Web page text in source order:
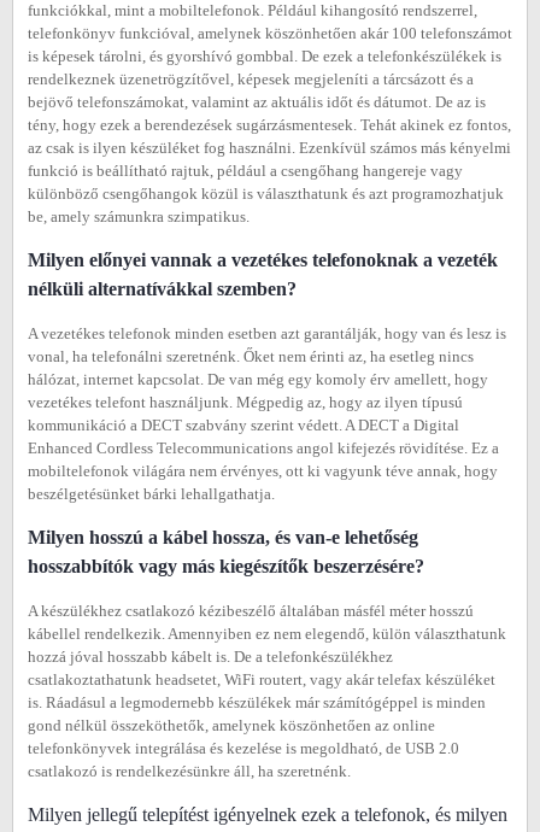
funkciókkal, mint a mobiltelefonok. Például kihangosító rendszerrel,
telefonkönyv funkcióval, amelynek köszönhetően akár 100 telefonszámot
is képesek tárolni, és gyorshívó gombbal. De ezek a telefonkészülékek is
rendelkeznek üzenetrögzítővel, képesek megjeleníti a tárcsázott és a
bejövő telefonszámokat, valamint az aktuális időt és dátumot. De az is
tény, hogy ezek a berendezések sugárzásmentesek. Tehát akinek ez fontos,
az csak is ilyen készüléket fog használni. Ezenkívül számos más kényelmi
funkció is beállítható rajtuk, például a csengőhang hangereje vagy
különböző csengőhangok közül is választhatunk és azt programozhatjuk
be, amely számunkra szimpatikus.
Milyen előnyei vannak a vezetékes telefonoknak a vezeték
nélküli alternatívákkal szemben?
A vezetékes telefonok minden esetben azt garantálják, hogy van és lesz is
vonal, ha telefonálni szeretnénk. Őket nem érinti az, ha esetleg nincs
hálózat, internet kapcsolat. De van még egy komoly érv amellett, hogy
vezetékes telefont használjunk. Mégpedig az, hogy az ilyen típusú
kommunikáció a DECT szabvány szerint védett. A DECT a Digital
Enhanced Cordless Telecommunications angol kifejezés rövidítése. Ez a
mobiltelefonok világára nem érvényes, ott ki vagyunk téve annak, hogy
beszélgetésünket bárki lehallgathatja.
Milyen hosszú a kábel hossza, és van-e lehetőség
hosszabbítók vagy más kiegészítők beszerzésére?
A készülékhez csatlakozó kézibeszélő általában másfél méter hosszú
kábellel rendelkezik. Amennyiben ez nem elegendő, külön választhatunk
hozzá jóval hosszabb kábelt is. De a telefonkészülékhez
csatlakoztathatunk headsetet, WiFi routert, vagy akár telefax készüléket
is. Ráadásul a legmodernebb készülékek már számítógéppel is minden
gond nélkül összeköthetők, amelynek köszönhetően az online
telefonkönyvek integrálása és kezelése is megoldható, de USB 2.0
csatlakozó is rendelkezésünkre áll, ha szeretnénk.
Milyen jellegű telepítést igényelnek ezek a telefonok, és milyen